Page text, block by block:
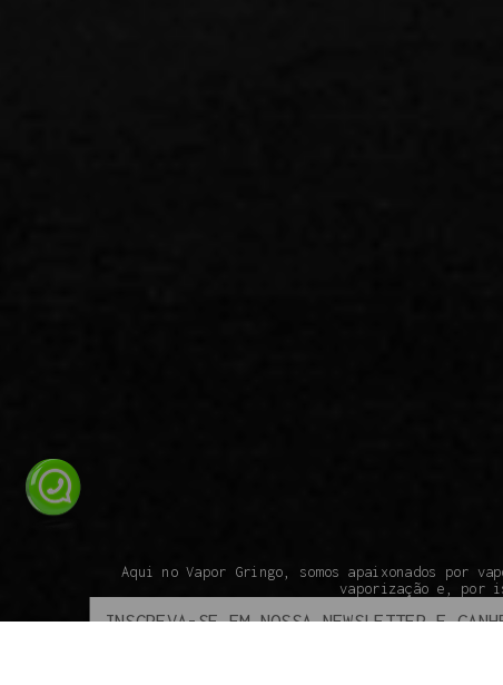
Aqui no Vapor Gringo, somos apaixonados por
vaporização e, por